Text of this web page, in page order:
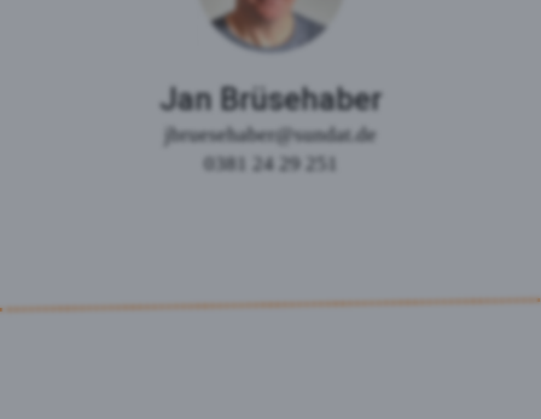
Jan Brüsehaber
jbruesehaber@sundat.de
0381 24 29 251